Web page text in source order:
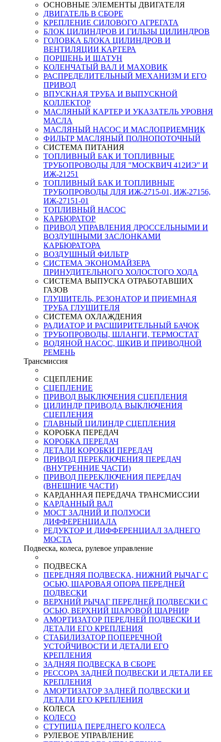
ОСНОВНЫЕ ЭЛЕМЕНТЫ ДВИГАТЕЛЯ
ДВИГАТЕЛЬ В СБОРЕ
КРЕПЛЕНИЕ СИЛОВОГО АГРЕГАТА
БЛОК ЦИЛИНДРОВ И ГИЛЬЗЫ ЦИЛИНДРОВ
ГОЛОВКА БЛОКА ЦИЛИНДРОВ И
ВЕНТИЛЯЦИИ КАРТЕРА
ПОРШЕНЬ И ШАТУН
КОЛЕНЧАТЫЙ ВАЛ И МАХОВИК
РАСПРЕДЕЛИТЕЛЬНЫЙ МЕХАНИЗМ И ЕГО
ПРИВОД
ВПУСКНАЯ ТРУБА И ВЫПУСКНОЙ
КОЛЛЕКТОР
МАСЛЯНЫЙ КАРТЕР И УКАЗАТЕЛЬ УРОВНЯ
МАСЛА
МАСЛЯНЫЙ НАСОС И МАСЛОПРИЕМНИК
ФИЛЬТР МАСЛЯНЫЙ ПОЛНОПОТОЧНЫЙ
СИСТЕМА ПИТАНИЯ
ТОПЛИВНЫЙ БАК И ТОПЛИВНЫЕ
ТРУБОПРОВОДЫ ДЛЯ "МОСКВИЧ 412ИЭ" И
ИЖ-21251
ТОПЛИВНЫЙ БАК И ТОПЛИВНЫЕ
ТРУБОПРОВОДЫ ДЛЯ ИЖ-2715-01, ИЖ-27156,
ИЖ-27151-01
ТОПЛИВНЫЙ НАСОС
КАРБЮРАТОР
ПРИВОД УПРАВЛЕНИЯ ДРОССЕЛЬНЫМИ И
ВОЗДУШНЫМИ ЗАСЛОНКАМИ
КАРБЮРАТОРА
ВОЗДУШНЫЙ ФИЛЬТР
СИСТЕМА ЭКОНОМАЙЗЕРА
ПРИНУДИТЕЛЬНОГО ХОЛОСТОГО ХОДА
СИСТЕМА ВЫПУСКА ОТРАБОТАВШИХ
ГАЗОВ
ГЛУШИТЕЛЬ, РЕЗОНАТОР И ПРИЕМНАЯ
ТРУБА ГЛУШИТЕЛЯ
СИСТЕМА ОХЛАЖДЕНИЯ
РАДИАТОР И РАСШИРИТЕЛЬНЫЙ БАЧОК
ТРУБОПРОВОДЫ, ШЛАНГИ, ТЕРМОСТАТ
ВОДЯНОЙ НАСОС, ШКИВ И ПРИВОДНОЙ
РЕМЕНЬ
Трансмиссия
СЦЕПЛЕНИЕ
СЦЕПЛЕНИЕ
ПРИВОД ВЫКЛЮЧЕНИЯ СЦЕПЛЕНИЯ
ЦИЛИНДР ПРИВОДА ВЫКЛЮЧЕНИЯ
СЦЕПЛЕНИЯ
ГЛАВНЫЙ ЦИЛИНДР СЦЕПЛЕНИЯ
КОРОБКА ПЕРЕДАЧ
КОРОБКА ПЕРЕДАЧ
ДЕТАЛИ КОРОБКИ ПЕРЕДАЧ
ПРИВОД ПЕРЕКЛЮЧЕНИЯ ПЕРЕДАЧ
(ВНУТРЕННИЕ ЧАСТИ)
ПРИВОД ПЕРЕКЛЮЧЕНИЯ ПЕРЕДАЧ
(ВНЕШНИЕ ЧАСТИ)
КАРДАННАЯ ПЕРЕДАЧА ТРАНСМИССИИ
КАРДАННЫЙ ВАЛ
МОСТ ЗАДНИЙ И ПОЛУОСИ
ДИФФЕРЕНЦИАЛА
РЕДУКТОР И ДИФФЕРЕНЦИАЛ ЗАДНЕГО
МОСТА
Подвеска, колеса, рулевое управление
ПОДВЕСКА
ПЕРЕДНЯЯ ПОДВЕСКА, НИЖНИЙ РЫЧАГ С
ОСЬЮ, ШАРОВАЯ ОПОРА ПЕРЕДНЕЙ
ПОДВЕСКИ
ВЕРХНИЙ РЫЧАГ ПЕРЕДНЕЙ ПОДВЕСКИ С
ОСЬЮ, ВЕРХНИЙ ШАРОВОЙ ШАРНИР
АМОРТИЗАТОР ПЕРЕДНЕЙ ПОДВЕСКИ И
ДЕТАЛИ ЕГО КРЕПЛЕНИЯ
СТАБИЛИЗАТОР ПОПЕРЕЧНОЙ
УСТОЙЧИВОСТИ И ДЕТАЛИ ЕГО
КРЕПЛЕНИЯ
ЗАДНЯЯ ПОДВЕСКА В СБОРЕ
РЕССОРА ЗАДНЕЙ ПОДВЕСКИ И ДЕТАЛИ ЕЕ
КРЕПЛЕНИЯ
АМОРТИЗАТОР ЗАДНЕЙ ПОДВЕСКИ И
ДЕТАЛИ ЕГО КРЕПЛЕНИЯ
КОЛЕСА
КОЛЕСО
СТУПИЦА ПЕРЕДНЕГО КОЛЕСА
РУЛЕВОЕ УПРАВЛЕНИЕ